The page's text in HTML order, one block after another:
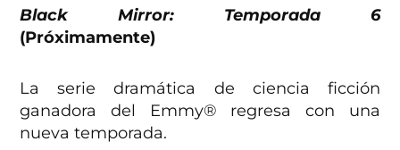
Black Mirror: Temporada 6
(Próximamente)
La serie dramática de ciencia ficción
ganadora del Emmy® regresa con una
nueva temporada.